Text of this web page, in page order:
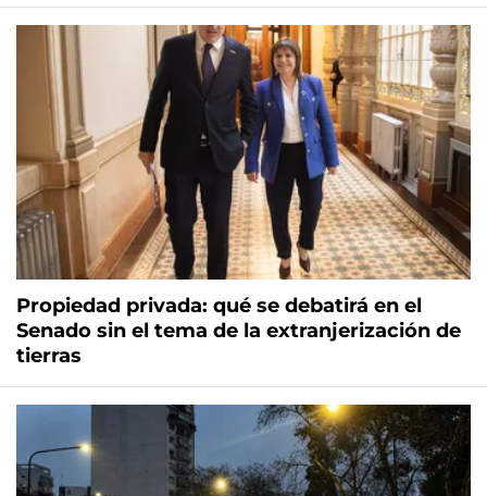
Propiedad privada: qué se debatirá en el
Senado sin el tema de la extranjerización de
tierras